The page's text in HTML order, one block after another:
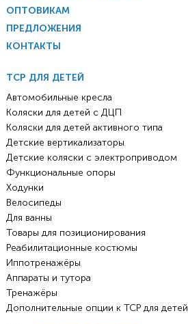
ОПТОВИКАМ
ПРЕДЛОЖЕНИЯ
КОНТАКТЫ
ТСР ДЛЯ ДЕТЕЙ
Автомобильные кресла
Коляски для детей с ДЦП
Коляски для детей активного типа
Детские вертикализаторы
Детские коляски с электроприводом
Функциональные опоры
Ходунки
Велосипеды
Для ванны
Товары для позиционирования
Реабилитационные костюмы
Иппотренажёры
Аппараты и тутора
Тренажёры
Дополнительные опции к ТСР для детей